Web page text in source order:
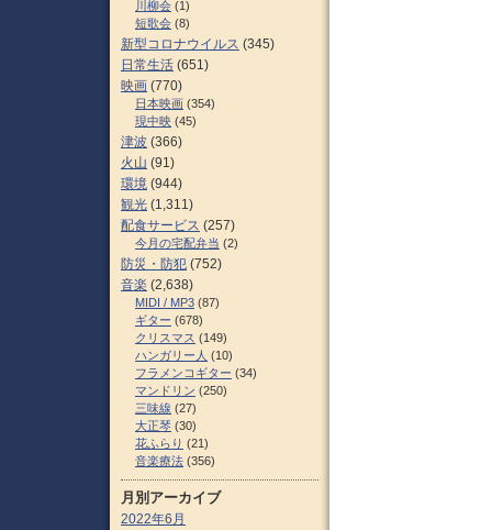
川柳会 (1)
短歌会 (8)
新型コロナウイルス (345)
日常生活 (651)
映画 (770)
日本映画 (354)
現中映 (45)
津波 (366)
火山 (91)
環境 (944)
観光 (1,311)
配食サービス (257)
今月の宅配弁当 (2)
防災・防犯 (752)
音楽 (2,638)
MIDI / MP3 (87)
ギター (678)
クリスマス (149)
ハンガリー人 (10)
フラメンコギター (34)
マンドリン (250)
三味線 (27)
大正琴 (30)
花ふらり (21)
音楽療法 (356)
月別アーカイブ
2022年6月